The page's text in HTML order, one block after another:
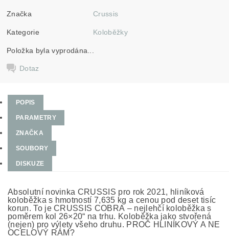
Značka Crussis
Kategorie Koloběžky
Položka byla vyprodána...
Dotaz
POPIS
PARAMETRY
ZNAČKA
SOUBORY
DISKUZE
Absolutní novinka CRUSSIS pro rok 2021, hliníková
koloběžka s hmotností 7,635 kg a cenou pod deset tisíc
korun. To je CRUSSIS COBRA – nejlehčí koloběžka s
poměrem kol 26×20“ na trhu. Koloběžka jako stvořená
(nejen) pro výlety všeho druhu. PROČ HLINÍKOVÝ A NE
OCELOVÝ RÁM?